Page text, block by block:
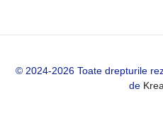
© 2024-2026 Toate drepturile
de